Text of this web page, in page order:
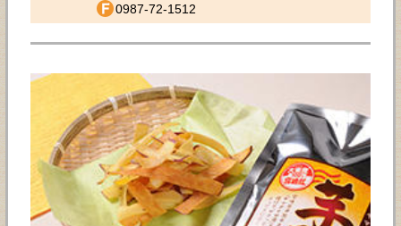
0987-72-1512